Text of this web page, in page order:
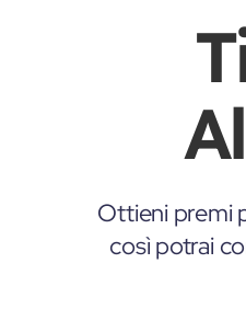
Ottieni premi
così potrai